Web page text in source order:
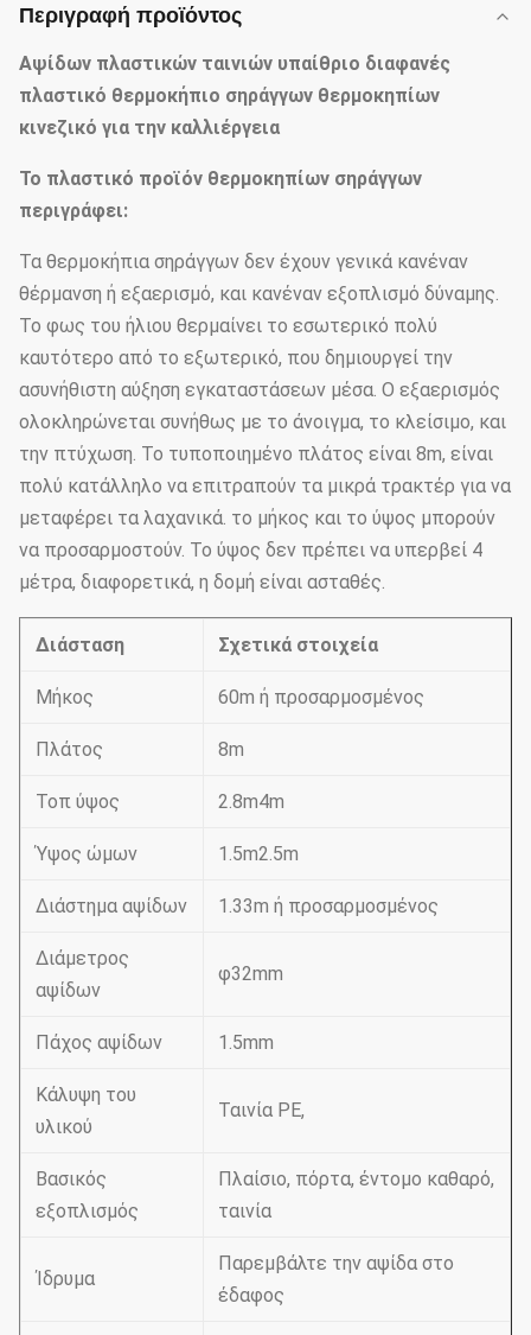
Περιγραφή προϊόντος
Αψίδων πλαστικών ταινιών υπαίθριο διαφανές
πλαστικό θερμοκήπιο σηράγγων θερμοκηπίων
κινεζικό για την καλλιέργεια
Το πλαστικό προϊόν θερμοκηπίων σηράγγων
περιγράφει:
Τα θερμοκήπια σηράγγων δεν έχουν γενικά κανέναν
θέρμανση ή εξαερισμό, και κανέναν εξοπλισμό δύναμης.
Το φως του ήλιου θερμαίνει το εσωτερικό πολύ
καυτότερο από το εξωτερικό, που δημιουργεί την
ασυνήθιστη αύξηση εγκαταστάσεων μέσα. Ο εξαερισμός
ολοκληρώνεται συνήθως με το άνοιγμα, το κλείσιμο, και
την πτύχωση. Το τυποποιημένο πλάτος είναι 8m, είναι
πολύ κατάλληλο να επιτραπούν τα μικρά τρακτέρ για να
μεταφέρει τα λαχανικά. το μήκος και το ύψος μπορούν
να προσαρμοστούν. Το ύψος δεν πρέπει να υπερβεί 4
μέτρα, διαφορετικά, η δομή είναι ασταθές.
Διάσταση Σχετικά στοιχεία
Μήκος 60m ή προσαρμοσμένος
Πλάτος 8m
Τοπ ύψος 2.8m4m
Ύψος ώμων 1.5m2.5m
Διάστημα αψίδων 1.33m ή προσαρμοσμένος
Διάμετρος
αψίδων
φ32mm
Πάχος αψίδων 1.5mm
Κάλυψη του
υλικού
Ταινία PE,
Βασικός
εξοπλισμός
Πλαίσιο, πόρτα, έντομο καθαρό,
ταινία
Ίδρυμα
Παρεμβάλτε την αψίδα στο
έδαφος